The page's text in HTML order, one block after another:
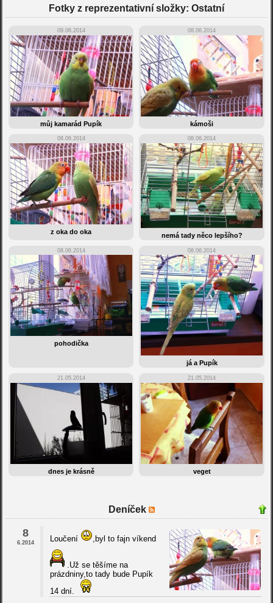
Fotky z reprezentativní složky: Ostatní
09.06.2014
můj kamarád Pupík
08.06.2014
kámoši
08.06.2014
z oka do oka
08.06.2014
nemá tady něco lepšího?
08.06.2014
pohodička
08.06.2014
já a Pupík
21.05.2014
dnes je krásně
21.05.2014
veget
Deníček
8
6.2014 Loučení ,byl to fajn víkend
.Už se těšíme na
prázdniny,to tady bude Pupík
14 dní.